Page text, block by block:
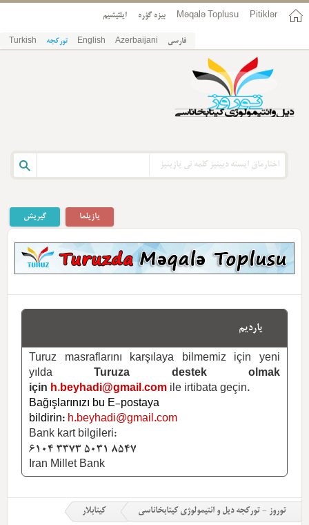
Pitiklər
Məqalə Toplusu بیزه گؤره ایلتیشیم
فارسی Azerbaijani
English تورکجه Turkish
گیریش یازیلما
یاردیم
Turuz masraflarını karşılaya bilmemiz için yeni
yılda
Turuza destek olmak
için h.beyhadi@gmail.com ile irtibata geçin.
Bağışlarınızı bu E-postaya
bildirin: h.beyhadi@gmail.com
Bank kart bilgileri:
6104 3373 5031 8547
Iran Millet Bank
توروز - تورکجه دیل و ائتیمولوژی کیتابخاناسی کیتابلار